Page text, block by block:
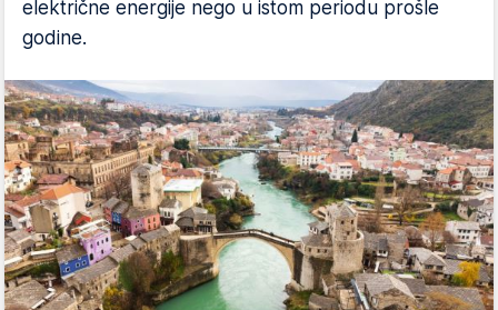
električne energije nego u istom periodu prošle
godine.